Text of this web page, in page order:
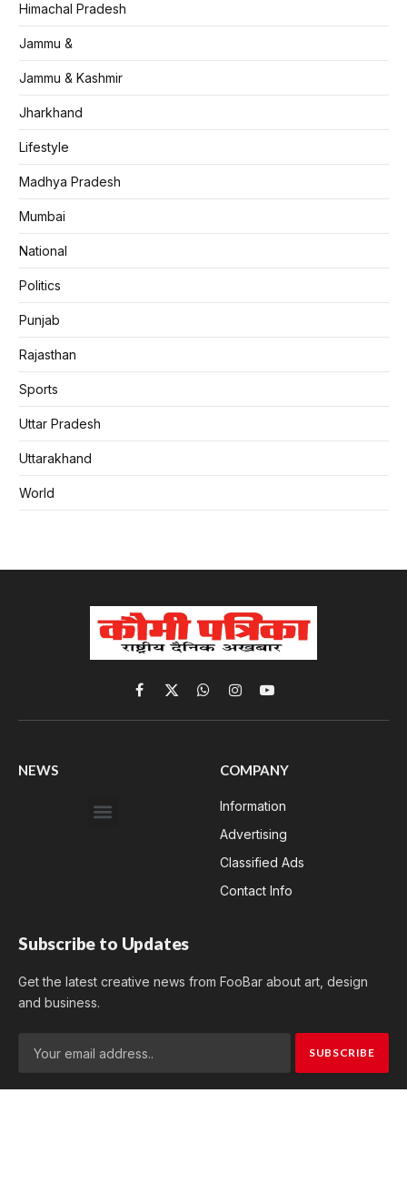
Himachal Pradesh
Jammu &
Jammu & Kashmir
Jharkhand
Lifestyle
Madhya Pradesh
Mumbai
National
Politics
Punjab
Rajasthan
Sports
Uttar Pradesh
Uttarakhand
World
Facebook
X
(Twitter)
WhatsApp
InstagramYouTube
NEWS COMPANY
Information
Advertising
Classified Ads
Contact Info
Subscribe to Updates
Get the latest creative news from FooBar about art, design
and business.